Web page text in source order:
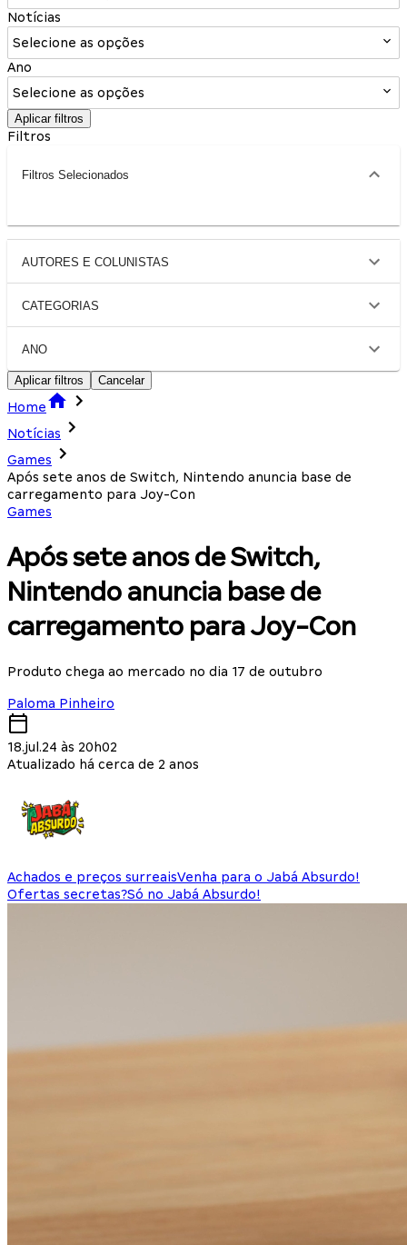
Notícias
Selecione as opções
Ano
Selecione as opções
Aplicar filtros
Filtros
Filtros Selecionados
AUTORES E COLUNISTAS
CATEGORIAS
ANO
Aplicar filtros Cancelar
Home
Notícias
Games
Após sete anos de Switch, Nintendo anuncia base de
carregamento para Joy-Con
Games
Após sete anos de Switch,
Nintendo anuncia base de
carregamento para Joy-Con
Produto chega ao mercado no dia 17 de outubro
Paloma Pinheiro
18.jul.24 às 20h02
Atualizado há cerca de 2 anos
Achados e preços surreaisVenha para o Jabá Absurdo!
Ofertas secretas?Só no Jabá Absurdo!